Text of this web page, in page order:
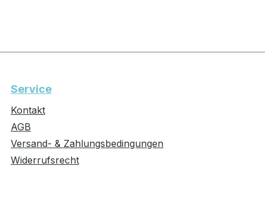
Service
Kontakt
AGB
Versand- & Zahlungsbedingungen
Widerrufsrecht